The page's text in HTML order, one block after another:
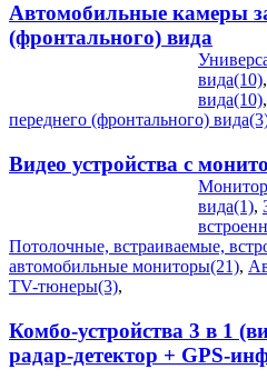
Автомобильные камеры
(фронтального) вида
вида(10),
вида(10),
переднего (фронтального)
Видео устройства c
вида(1),
Потолочные, встраиваемые,
автомобильные мониторы(21),
TV-тюнеры(3),
Комбо-устройства 3 в 1
радар-детектор + GPS-